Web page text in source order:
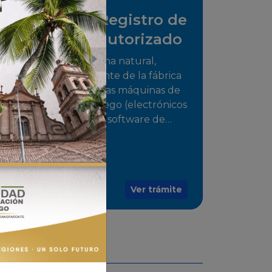
Solicitud de Registro de
distribuidor autorizado
Tramite para la persona natural,
jurídica o representante de la fábrica
que comercializarán las máquinas de
juego o medios de juego (electrónicos
o electromecánicos o software de
juegos) de las Empresas Fabricantes
Autorizadas
Ver trámite